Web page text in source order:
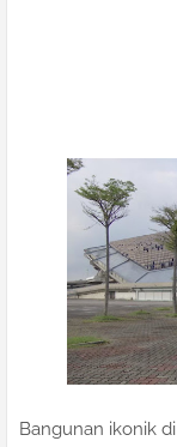
Bangunan ikonik